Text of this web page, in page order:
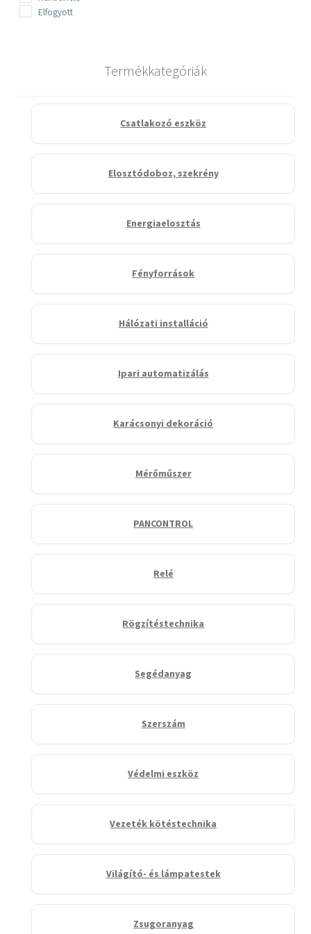
Elfogyott
Termékkategóriák
Csatlakozó eszköz
Elosztódoboz, szekrény
Energiaelosztás
Fényforrások
Hálózati installáció
Ipari automatizálás
Karácsonyi dekoráció
Mérőműszer
PANCONTROL
Relé
Rögzítéstechnika
Segédanyag
Szerszám
Védelmi eszköz
Vezeték kötéstechnika
Világító- és lámpatestek
Zsugoranyag